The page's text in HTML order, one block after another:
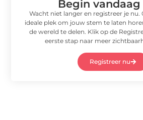
Begin
Wacht niet langer en registreer je nu.
ideale plek om jouw stem te laten
de wereld te delen. Klik op de
eerste stap naar meer
Registreer nu